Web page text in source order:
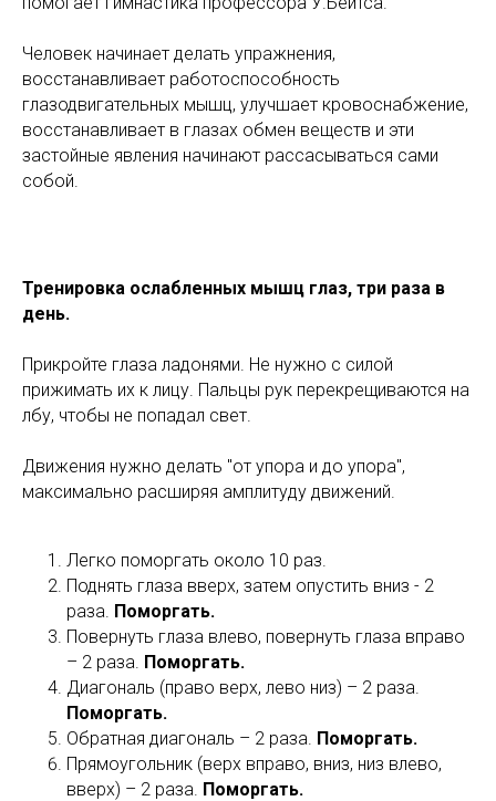
Человек начинает делать упражнения,
восстанавливает работоспособность
глазодвигательных мышц, улучшает кровоснабжение,
восстанавливает в глазах обмен веществ и эти
застойные явления начинают рассасываться сами
собой.
Тренировка ослабленных мышц глаз, три раза в
день.
Прикройте глаза ладонями. Не нужно с силой
прижимать их к лицу. Пальцы рук перекрещиваются на
лбу, чтобы не попадал свет.
Движения нужно делать "от упора и до упора",
максимально расширяя амплитуду движений.
Легко поморгать около 10 раз.
Поднять глаза вверх, затем опустить вниз - 2
раза. Поморгать.
Повернуть глаза влево, повернуть глаза вправо
– 2 раза. Поморгать.
Диагональ (право верх, лево низ) – 2 раза.
Поморгать.
Обратная диагональ – 2 раза. Поморгать.
Прямоугольник (верх вправо, вниз, низ влево,
вверх) – 2 раза. Поморгать.